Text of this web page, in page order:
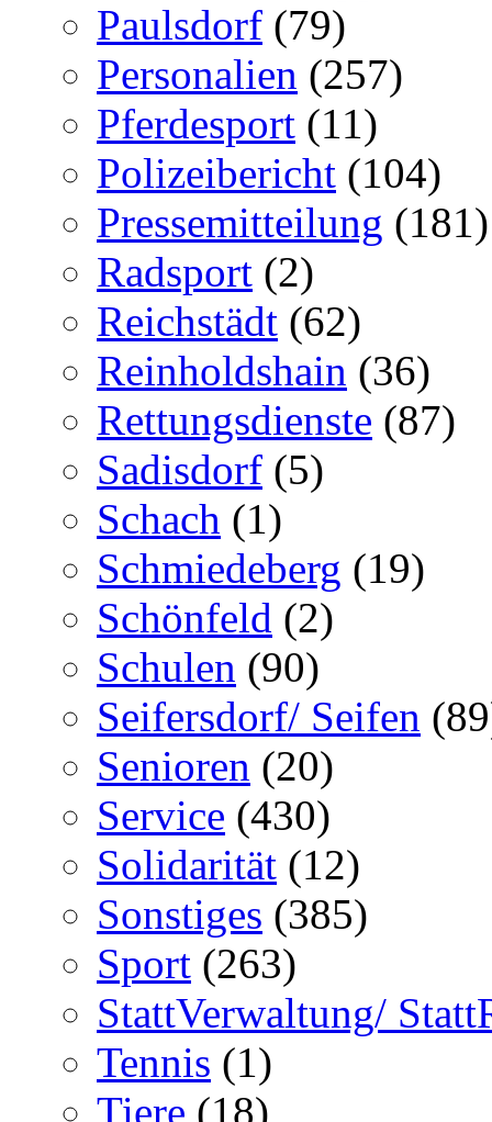
Paulsdorf (79)
Personalien (257)
Pferdesport (11)
Polizeibericht (104)
Pressemitteilung (181)
Radsport (2)
Reichstädt (62)
Reinholdshain (36)
Rettungsdienste (87)
Sadisdorf (5)
Schach (1)
Schmiedeberg (19)
Schönfeld (2)
Schulen (90)
Seifersdorf/ Seifen
Senioren (20)
Service (430)
Solidarität (12)
Sonstiges (385)
Sport (263)
StattVerwaltung/
Tennis (1)
Tiere (18)